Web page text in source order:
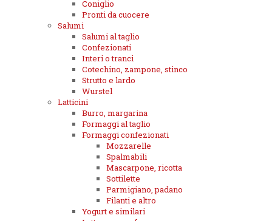
Coniglio
Pronti da cuocere
Salumi
Salumi al taglio
Confezionati
Interi o tranci
Cotechino, zampone, stinco
Strutto e lardo
Wurstel
Latticini
Burro, margarina
Formaggi al taglio
Formaggi confezionati
Mozzarelle
Spalmabili
Mascarpone, ricotta
Sottilette
Parmigiano, padano
Filanti e altro
Yogurt e similari